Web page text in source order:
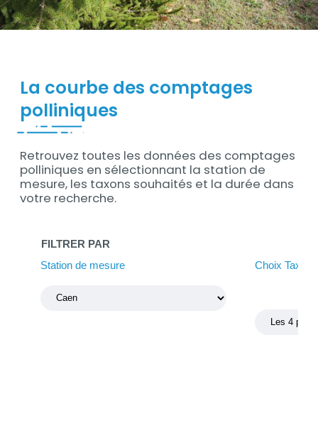
La courbe des comptages
polliniques
Contenu
Retrouvez toutes les données des comptages
polliniques en sélectionnant la station de
mesure, les taxons souhaités et la durée dans
votre recherche.